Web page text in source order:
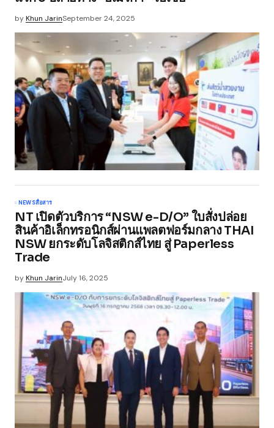
byKhun JarinSeptember 24, 2025
NEWSสื่อสาร
NT เปิดตัวบริการ “NSW e-D/O” ใบสั่งปล่อย
สินค้าอิเล็กทรอนิกส์ผ่านแพลตฟอร์มกลาง THAI
NSW ยกระดับโลจิสติกส์ไทย สู่ Paperless
Trade
byKhun JarinJuly 16, 2025